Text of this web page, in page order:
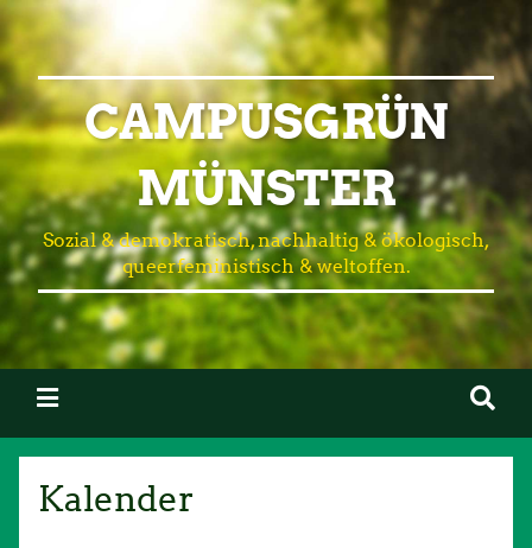
CAMPUSGRÜN
MÜNSTER
Sozial & demokratisch, nachhaltig & ökologisch,
queerfeministisch & weltoffen.
Kalender